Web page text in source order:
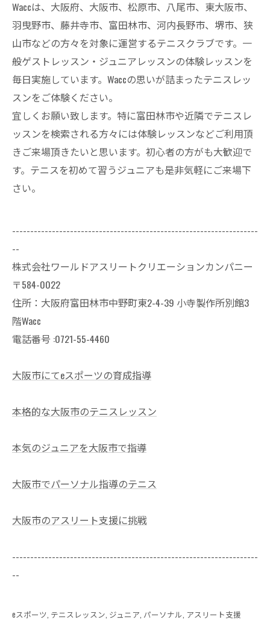
Waccは、大阪府、大阪市、松原市、八尾市、東大阪市、
羽曳野市、藤井寺市、富田林市、河内長野市、堺市、狭
山市などの方々を対象に運営するテニスクラブです。一
般ゲストレッスン・ジュニアレッスンの体験レッスンを
毎日実施しています。Waccの思いが詰まったテニスレッ
スンをご体験ください。
宜しくお願い致します。特に富田林市や近隣でテニスレ
ッスンを検索される方々には体験レッスンなどご利用頂
きご来場頂きたいと思います。初心者の方がも大歓迎で
す。テニスを初めて習うジュニアも是非気軽にご来場下
さい。
--------------------------------------------------------------------
--
株式会社ワールドアスリートクリエーションカンパニー
〒584-0022
住所：大阪府富田林市中野町東2-4-39 小寺製作所別館3
階Wacc
電話番号 :0721-55-4460
大阪市にてeスポーツの育成指導
本格的な大阪市のテニスレッスン
本気のジュニアを大阪市で指導
大阪市でパーソナル指導のテニス
大阪市のアスリート支援に挑戦
--------------------------------------------------------------------
--
eスポーツ テニスレッスン ジュニア パーソナル アスリート支援